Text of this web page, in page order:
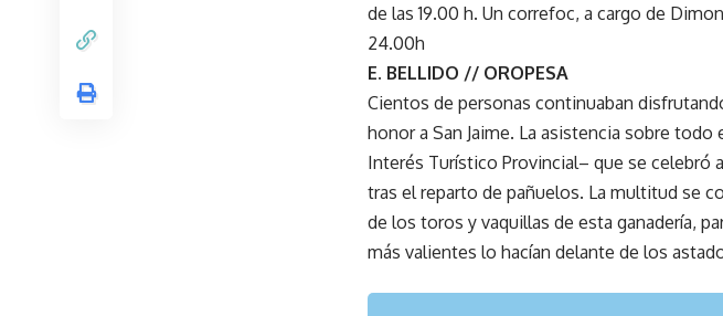
de las 19.00 h. Un correfoc, a cargo de
24.00h
E. BELLIDO // OROPESA
Cientos de personas continuaban
honor a San Jaime. La asistencia sobre
Interés Turístico Provincial– que se celebró
tras el reparto de pañuelos. La multitud se
de los toros y vaquillas de esta ganadería,
más valientes lo hacían delante de los